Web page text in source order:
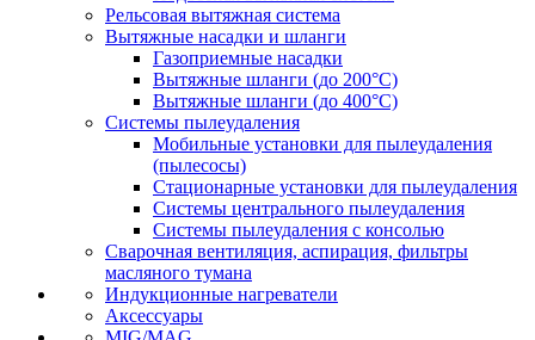
Рельсовая вытяжная система
Вытяжные насадки и шланги
Газоприемные насадки
Вытяжные шланги (до 200°C)
Вытяжные шланги (до 400°C)
Системы пылеудаления
Мобильные установки для пылеудаления
(пылесосы)
Стационарные установки для пылеудаления
Системы центрального пылеудаления
Системы пылеудаления с консолью
Сварочная вентиляция, аспирация, фильтры
масляного тумана
Индукционные нагреватели
Аксессуары